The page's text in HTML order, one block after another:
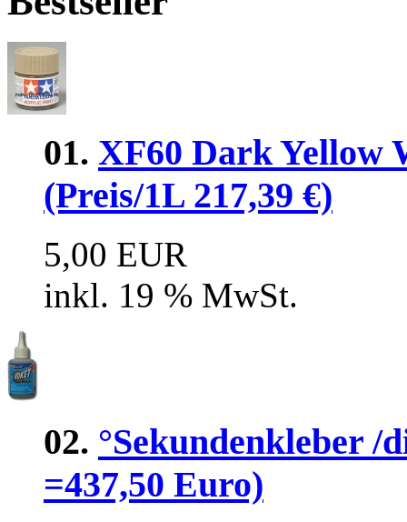
01. XF60 Dark Yellow
(Preis/1L 217,39 €)
5,00 EUR
inkl. 19 % MwSt.
02. °Sekundenkleber /
=437,50 Euro)